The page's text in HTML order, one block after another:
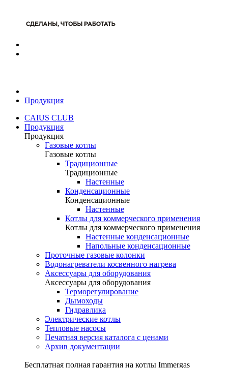
Продукция
CAIUS CLUB
Продукция
Продукция
Газовые котлы
Газовые котлы
Традиционные
Традиционные
Настенные
Конденсационные
Конденсационные
Настенные
Котлы для коммерческого применения
Котлы для коммерческого применения
Настенные конденсационные
Напольные конденсационные
Проточные газовые колонки
Водонагреватели косвенного нагрева
Аксессуары для оборудования
Аксессуары для оборудования
Терморегулирование
Дымоходы
Гидравлика
Электрические котлы
Тепловые насосы
Печатная версия каталога с ценами
Архив документации
Бесплатная полная гарантия на котлы Immergas